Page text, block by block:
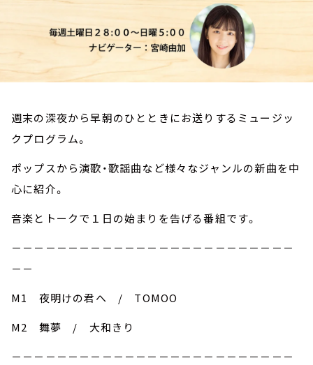
週末の深夜から早朝のひとときにお送りするミュージッ
クプログラム。
ポップスから演歌・歌謡曲など様々なジャンルの新曲を中
心に紹介。
音楽とトークで１日の始まりを告げる番組です。
－－－－－－－－－－－－－－－－－－－－－－－－－
－－
M1 夜明けの君へ / TOMOO
M2 舞夢 / 大和きり
－－－－－－－－－－－－－－－－－－－－－－－－－